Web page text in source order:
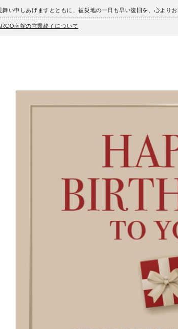
い申しあげますとともに、被災地の一日も早い復旧を、心よりお
南館の営業終了について